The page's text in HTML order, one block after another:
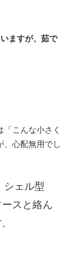
ますが、茹で
こんな小さく
心配無用でし
シェル型
ースと絡ん
。